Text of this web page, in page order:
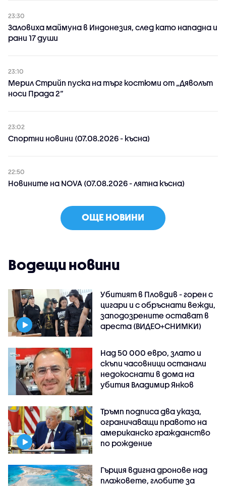
23:30
Заловиха маймуна в Индонезия, след като нападна и
рани 17 души
23:10
Мерил Стрийп пуска на търг костюми от „Дяволът
носи Прада 2“
23:02
Спортни новини (07.08.2026 - късна)
22:50
Новините на NOVA (07.08.2026 - лятна късна)
ОЩЕ НОВИНИ
Водещи новини
Убитият в Пловдив - горен с
цигари и с обръснати вежди,
заподозрените остават в
ареста (ВИДЕО+СНИМКИ)
Над 50 000 евро, злато и
скъпи часовници останали
недокоснати в дома на
убития Владимир Янков
Тръмп подписа два указа,
ограничаващи правото на
американско гражданство
по рождение
Гърция вдигна дронове над
плажовете, глобите за